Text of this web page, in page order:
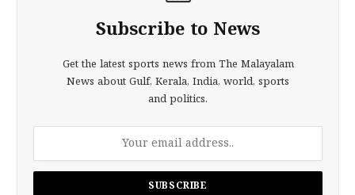
Subscribe to News
Get the latest sports news from The Malayalam
News about Gulf, Kerala, India, world, sports
and politics.